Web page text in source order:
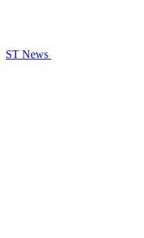
ST News